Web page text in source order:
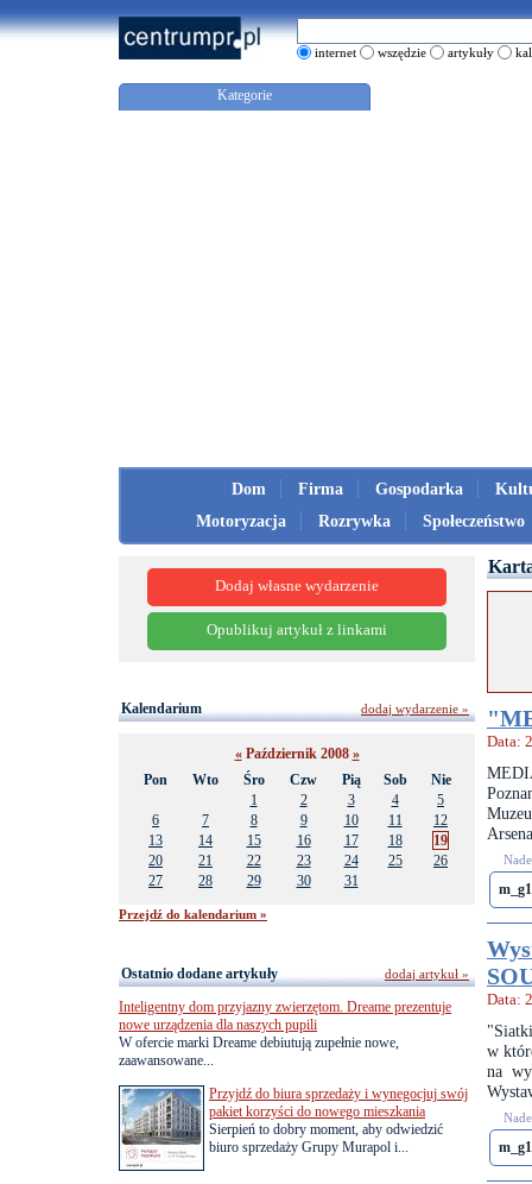
internet wszędzie artykuły
Kategorie
Dom Firma Gospodarka
Motoryzacja
Rozrywka Społeczeństwo
Data:
Data:
w
na
Dodaj własne wydarzenie
Opublikuj artykuł z linkami
Kalendarium
«Październik 2008 »
Pon
Wto Śro Czw Pią Sob
Nie
1
2 3 4
5
6
7 8 9 10 11
12
13
14 15 16 17 18
19
20
21 22 23 24 25
26
27
28 29 30 31
Przejdź do kalendarium »
dodaj wydarzenie »
Ostatnio dodane artykuły
Inteligentny dom przyjazny zwierzętom. Dreame prezentuje
nowe urządzenia dla naszych pupili
W ofercie marki Dreame debiutują zupełnie nowe,
zaawansowane...
Przyjdź do biura sprzedaży i wynegocjuj swój
pakiet korzyści do nowego mieszkania
Sierpień to dobry moment, aby odwiedzić
biuro sprzedaży Grupy Murapol i...
dodaj artykuł »